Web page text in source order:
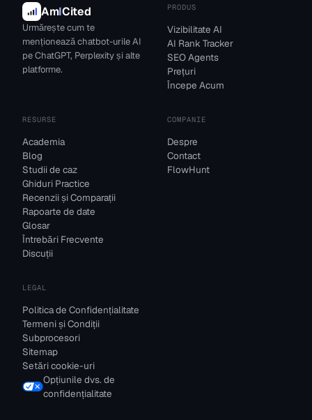
AmICited
Urmărește cum te
menționează chatbot-urile AI
pe ChatGPT, Perplexity și alte
platforme.
PRODUS
Vizibilitate AI
AI Rank Tracker
SEO Agents
Prețuri
Începe Acum
RESURSE
Academia
Blog
Studii de caz
Ghiduri Practice
Recenzii și Comparații
Rapoarte de date
Glosar
Întrebări Frecvente
Discuții
COMPANIE
Despre
Contact
FlowHunt
LEGAL
Politica de Confidențialitate
Termeni și Condiții
Subprocesori
Sitemap
Setări cookie-uri
Opțiunile dvs. de
confidențialitate